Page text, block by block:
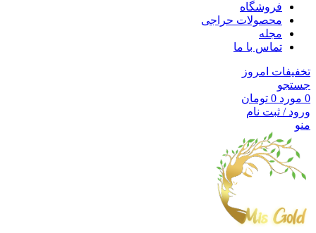
فروشگاه
محصولات حراجی
مجله
تماس با ما
تخفیفات امروز
جستجو
0 مورد 0 تومان
ورود / ثبت نام
منو